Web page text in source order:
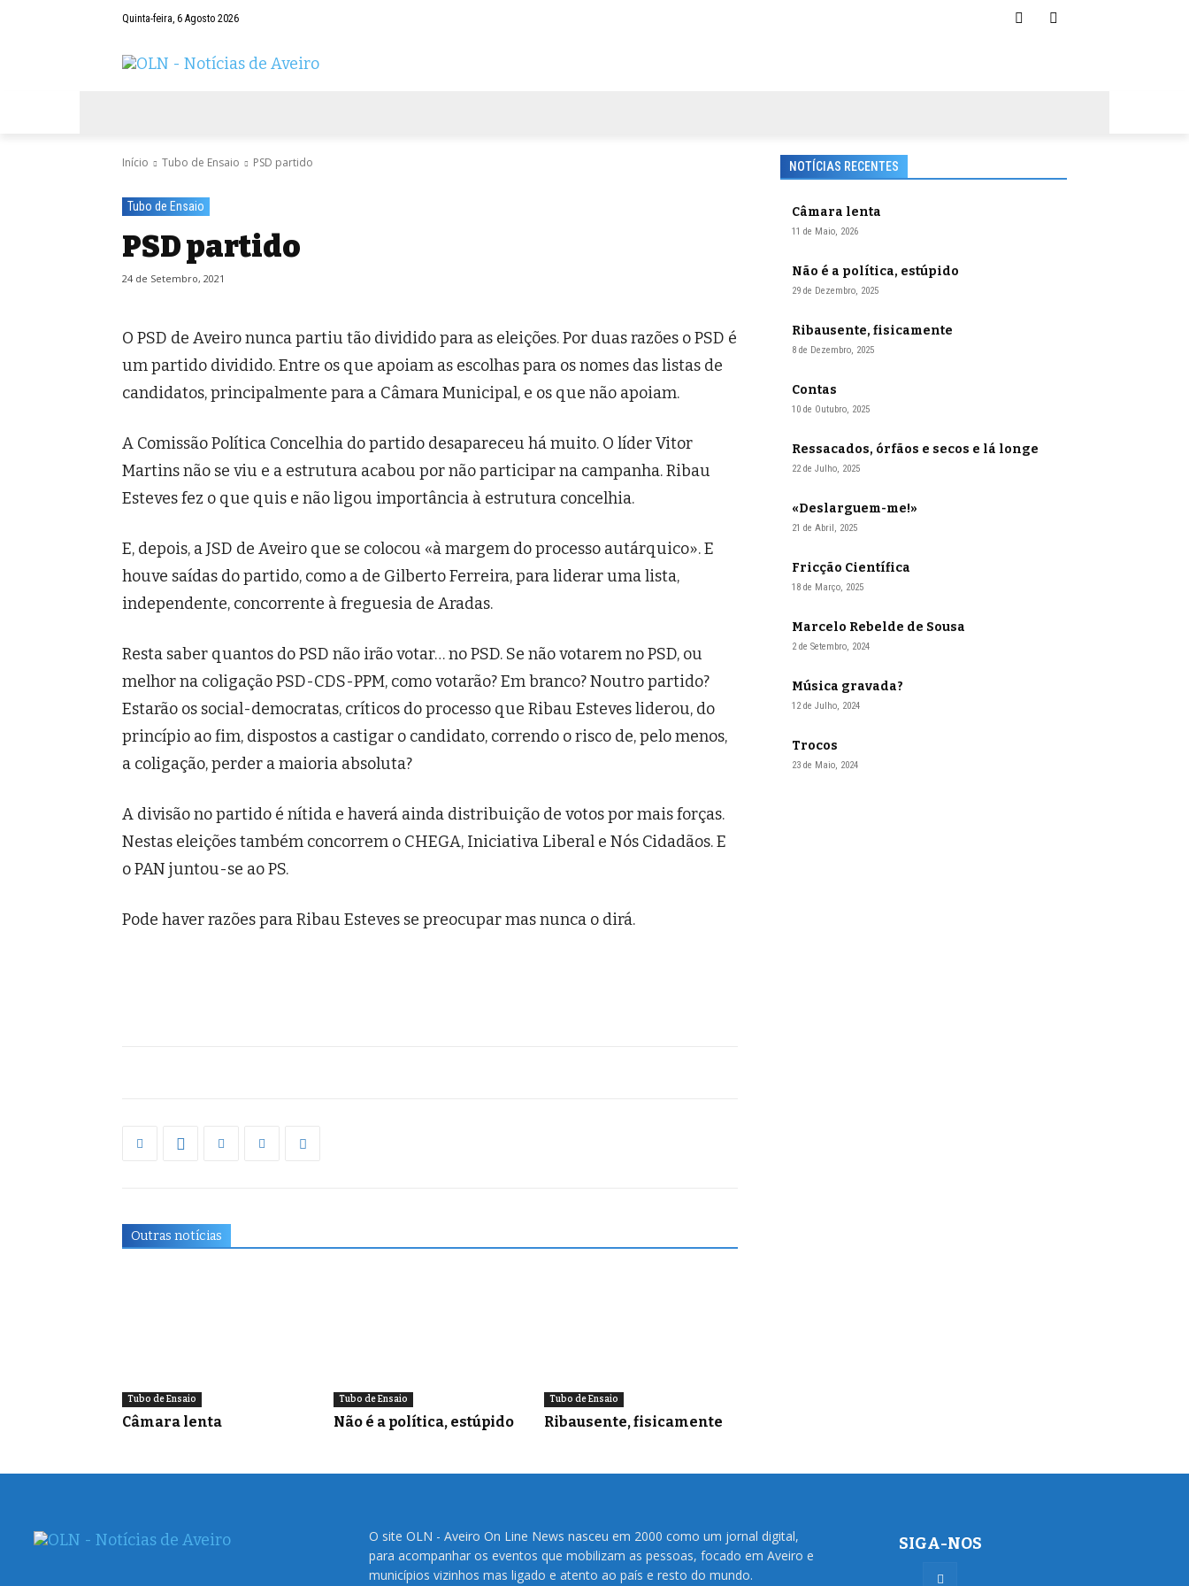
Quinta-feira, 6 Agosto 2026
Início Tubo de Ensaio PSD partido
Tubo de Ensaio
PSD partido
24 de Setembro, 2021
O PSD de Aveiro nunca partiu tão dividido para as eleições. Por duas razões o PSD é
um partido dividido. Entre os que apoiam as escolhas para os nomes das listas de
candidatos, principalmente para a Câmara Municipal, e os que não apoiam.
A Comissão Política Concelhia do partido desapareceu há muito. O líder Vitor
Martins não se viu e a estrutura acabou por não participar na campanha. Ribau
Esteves fez o que quis e não ligou importância à estrutura concelhia.
E, depois, a JSD de Aveiro que se colocou «à margem do processo autárquico». E
houve saídas do partido, como a de Gilberto Ferreira, para liderar uma lista,
independente, concorrente à freguesia de Aradas.
Resta saber quantos do PSD não irão votar… no PSD. Se não votarem no PSD, ou
melhor na coligação PSD-CDS-PPM, como votarão? Em branco? Noutro partido?
Estarão os social-democratas, críticos do processo que Ribau Esteves liderou, do
princípio ao fim, dispostos a castigar o candidato, correndo o risco de, pelo menos,
a coligação, perder a maioria absoluta?
A divisão no partido é nítida e haverá ainda distribuição de votos por mais forças.
Nestas eleições também concorrem o CHEGA, Iniciativa Liberal e Nós Cidadãos. E
o PAN juntou-se ao PS.
Pode haver razões para Ribau Esteves se preocupar mas nunca o dirá.
Outras notícias
Tubo de Ensaio
Câmara lenta
Tubo de Ensaio
Não é a política, estúpido
Tubo de Ensaio
Ribausente, fisicamente
NOTÍCIAS RECENTES
Câmara lenta
11 de Maio, 2026
Não é a política, estúpido
29 de Dezembro, 2025
Ribausente, fisicamente
8 de Dezembro, 2025
Contas
10 de Outubro, 2025
Ressacados, órfãos e secos e lá longe
22 de Julho, 2025
«Deslarguem-me!»
21 de Abril, 2025
Fricção Científica
18 de Março, 2025
Marcelo Rebelde de Sousa
2 de Setembro, 2024
Música gravada?
12 de Julho, 2024
Trocos
23 de Maio, 2024
O site OLN - Aveiro On Line News nasceu em 2000 como um jornal digital,
para acompanhar os eventos que mobilizam as pessoas, focado em Aveiro e
municípios vizinhos mas ligado e atento ao país e resto do mundo.
SIGA-NOS